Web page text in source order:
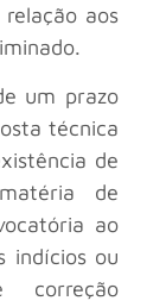
aos
um prazo
técnica
de
de
ao
indícios ou
correção